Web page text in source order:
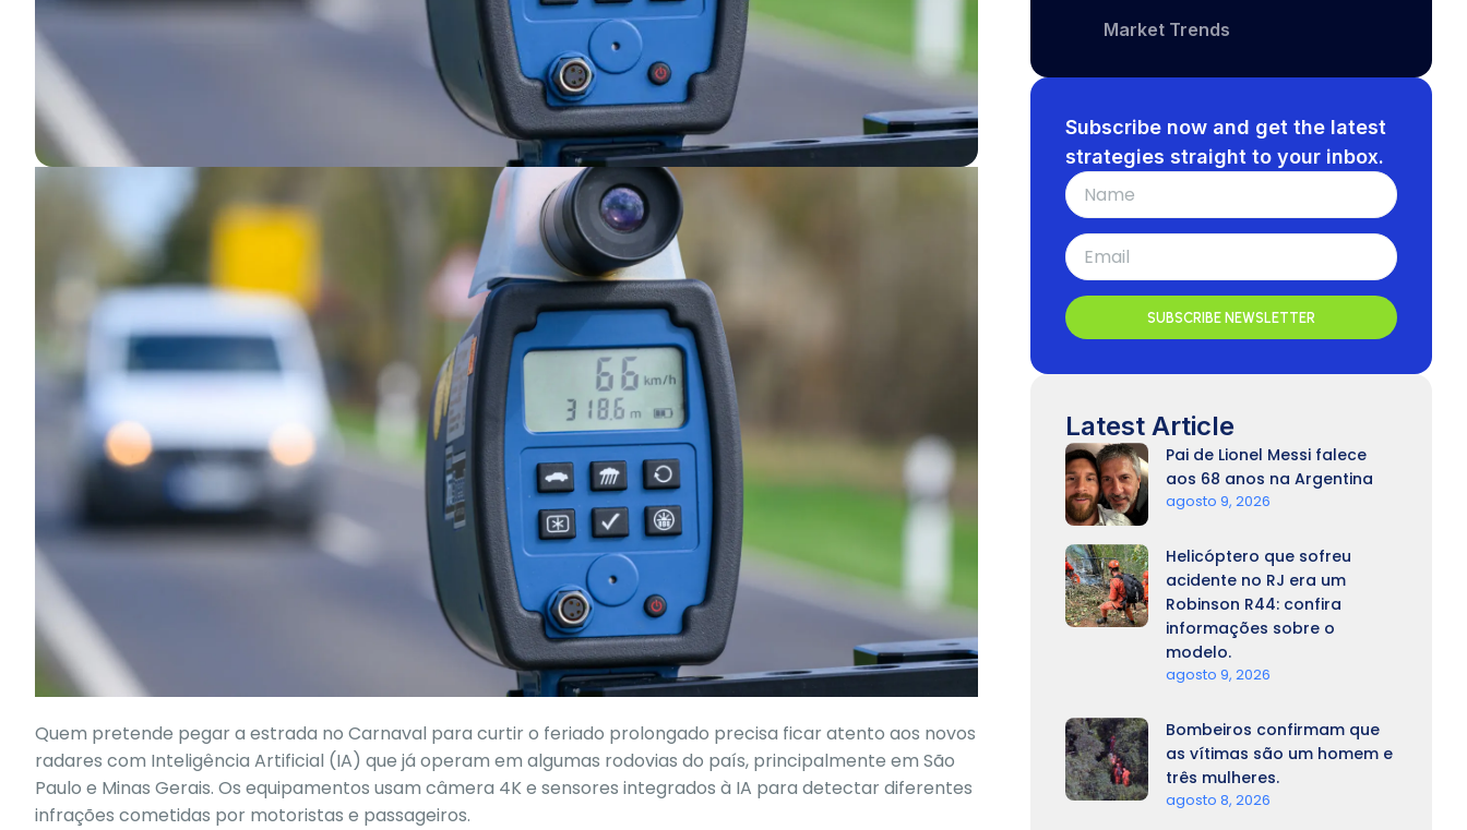
Quem pretende pegar a estrada no Carnaval para curtir o feriado prolongado precisa ficar atento aos novos
radares com Inteligência Artificial (IA) que já operam em algumas rodovias do país, principalmente em São
Paulo e Minas Gerais. Os equipamentos usam câmera 4K e sensores integrados à IA para detectar diferentes
infrações cometidas por motoristas e passageiros.
Market Trends
Subscribe now and get the latest
strategies straight to your inbox.
SUBSCRIBE NEWSLETTER
Latest Article
Pai de Lionel Messi falece
aos 68 anos na Argentina
agosto 9, 2026
Helicóptero que sofreu
acidente no RJ era um
Robinson R44: confira
informações sobre o
modelo.
agosto 9, 2026
Bombeiros confirmam que
as vítimas são um homem e
três mulheres.
agosto 8, 2026